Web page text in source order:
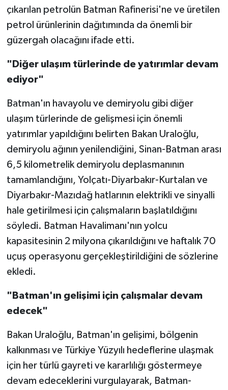
çıkarılan petrolün Batman Rafinerisi'ne ve üretilen
petrol ürünlerinin dağıtımında da önemli bir
güzergah olacağını ifade etti.
"Diğer ulaşım türlerinde de yatırımlar devam
ediyor"
Batman'ın havayolu ve demiryolu gibi diğer
ulaşım türlerinde de gelişmesi için önemli
yatırımlar yapıldığını belirten Bakan Uraloğlu,
demiryolu ağının yenilendiğini, Sinan-Batman arası
6,5 kilometrelik demiryolu deplasmanının
tamamlandığını, Yolçatı-Diyarbakır-Kurtalan ve
Diyarbakır-Mazıdağ hatlarının elektrikli ve sinyalli
hale getirilmesi için çalışmaların başlatıldığını
söyledi. Batman Havalimanı'nın yolcu
kapasitesinin 2 milyona çıkarıldığını ve haftalık 70
uçuş operasyonu gerçekleştirildiğini de sözlerine
ekledi.
"Batman'ın gelişimi için çalışmalar devam
edecek"
Bakan Uraloğlu, Batman'ın gelişimi, bölgenin
kalkınması ve Türkiye Yüzyılı hedeflerine ulaşmak
için her türlü gayreti ve kararlılığı göstermeye
devam edeceklerini vurgulayarak, Batman-